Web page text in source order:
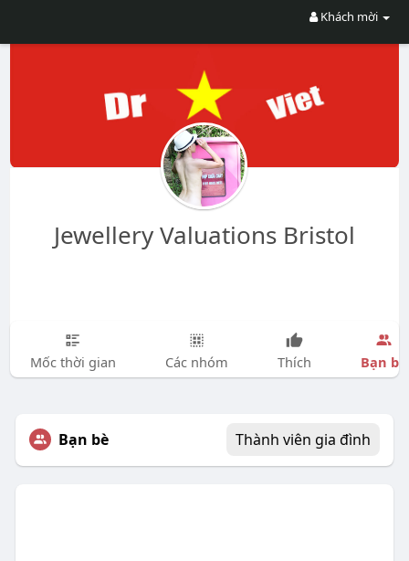
Khách mời
Jewellery Valuations Bristol
Mốc thời gian Các nhóm Thích Bạn bè
Bạn bè Thành viên gia đình